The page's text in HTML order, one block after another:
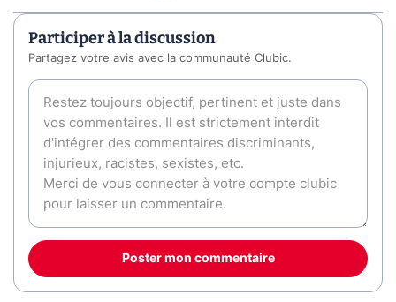
Participer à la discussion
Partagez votre avis avec la communauté Clubic.
Poster mon commentaire